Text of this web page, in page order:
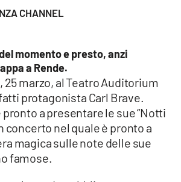
CHANNEL
momento e presto, anzi
a Rende.
marzo, al Teatro Auditorium
protagonista Carl Brave.
pronto a presentare le sue “Notti
concerto nel quale è pronto a
magica sulle note delle sue
famose.